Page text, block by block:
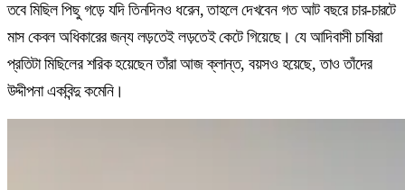
তবে মিছিল পিছু গড়ে যদি তিনদিনও ধরেন, তাহলে দেখবেন গত আট বছরে চার-চারটে
মাস কেবল অধিকারের জন্য লড়তেই লড়তেই কেটে গিয়েছে। যে আদিবাসী চাষিরা
প্রতিটা মিছিলের শরিক হয়েছেন তাঁরা আজ ক্লান্ত, বয়সও হয়েছে, তাও তাঁদের
উদ্দীপনা একবিন্দু কমেনি।